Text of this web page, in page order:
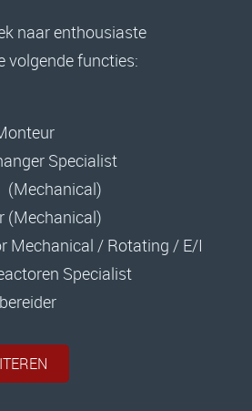
naar enthousiaste
volgende functies:
Specialist
(Mechanical)
Mechanical / Rotating / E/I
Specialist